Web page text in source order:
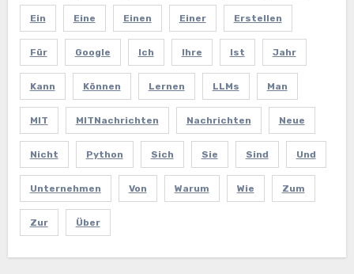
Ein Eine Einen Einer Erstellen
Für Google Ich Ihre Ist Jahr
Kann Können Lernen LLMs Man
MIT MITNachrichten Nachrichten Neue
Nicht Python Sich Sie Sind Und
Unternehmen Von Warum Wie Zum
Zur Über